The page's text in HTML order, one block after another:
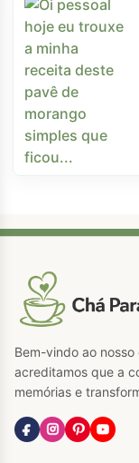
Bem-vindo ao
acreditamos que a
memórias e